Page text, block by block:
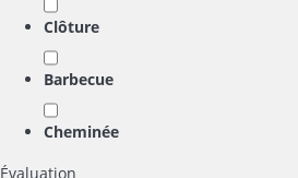
Clôture
Barbecue
Cheminée
Évaluation